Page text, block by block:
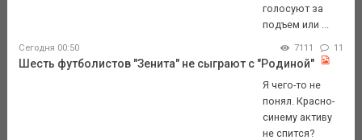
голосуют за
подъем или ...
Сегодня 00:50 7111 11
Шесть футболистов "Зенита" не сыграют с "Родиной"
Я чего-то не
понял. Красно-
синему активу
не спится?